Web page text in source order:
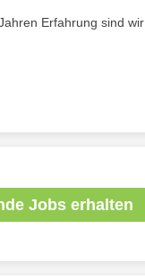
Erfahrung sind wir
Jobs erhalten